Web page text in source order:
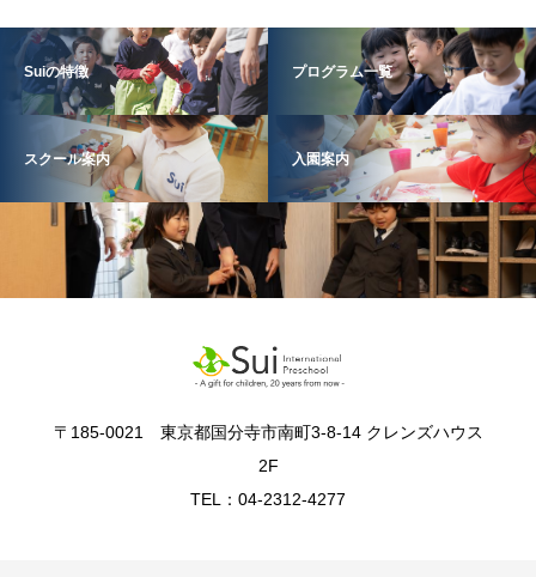
Suiの特徴 プログラム一覧
スクール案内 入園案内
〒185-0021 東京都国分寺市南町3-8-14 クレンズハウス
2F
TEL：04-2312-4277